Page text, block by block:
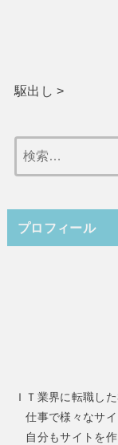
駆出し >
プロフィール
ＩＴ業界に転職し
仕事で様々なサイ
自分もサイトを作